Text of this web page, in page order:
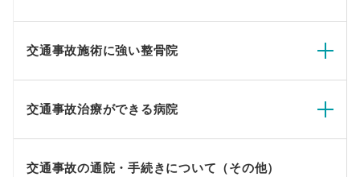
交通事故施術に強い整骨院
交通事故治療ができる病院
交通事故の通院・手続きについて（その他）